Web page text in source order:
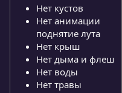
Нет кустов
Нет анимации
поднятие лута
Нет крыш
Нет дыма и флеш
Нет воды
Нет травы